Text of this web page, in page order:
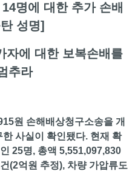
명에 대한 추가 손배
성명]
자에 대한 보복손배를
추라
원 손해배상청구소송을 개
사실이 확인됐다. 현재 확
25명, 총액 5,551,097,830
(2억원 추정), 차량 가압류도